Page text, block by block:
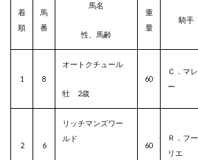
着
順
馬
番
馬名
性、馬齢
重
量
騎手
1 8
オートクチュール
牡 2歳
60
Ｃ．マレ
ー
2 6
リッチマンズワー
ルド
60
Ｒ．フー
リエ